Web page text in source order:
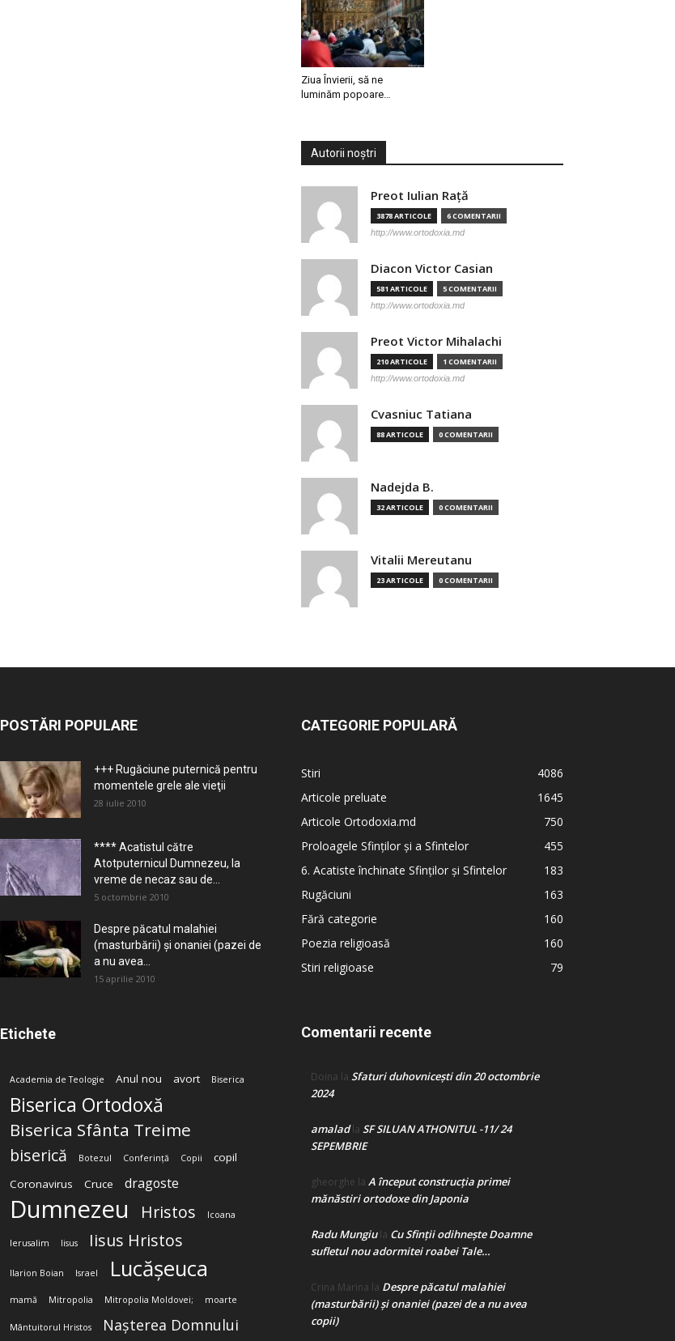
Ziua Învierii, să ne
luminăm popoare…
Autorii noștri
Preot Iulian Raţă
3878 ARTICOLE 6 COMENTARII
http://www.ortodoxia.md
Diacon Victor Casian
581 ARTICOLE 5 COMENTARII
http://www.ortodoxia.md
Preot Victor Mihalachi
210 ARTICOLE 1 COMENTARII
http://www.ortodoxia.md
Cvasniuc Tatiana
88 ARTICOLE 0 COMENTARII
Nadejda B.
32 ARTICOLE 0 COMENTARII
Vitalii Mereutanu
23 ARTICOLE 0 COMENTARII
POSTĂRI POPULARE
+++ Rugăciune puternică pentru
momentele grele ale vieţii
28 iulie 2010
**** Acatistul către
Atotputernicul Dumnezeu, la
vreme de necaz sau de...
5 octombrie 2010
Despre păcatul malahiei
(masturbării) şi onaniei (pazei de
a nu avea...
15 aprilie 2010
Etichete
Academia de Teologie Anul nou avort Biserica
Biserica Ortodoxă
Biserica Sfânta Treime
biserică Botezul Conferință Copii
copil
Coronavirus
Cruce dragoste
Dumnezeu Hristos Icoana
Ierusalim Iisus Iisus Hristos
Ilarion Boian Israel Lucășeuca
mamă Mitropolia Mitropolia Moldovei; moarte
Mântuitorul Hristos Nașterea Domnului
CATEGORIE POPULARĂ
Stiri
4086
Articole preluate
1645
Articole Ortodoxia.md
750
Proloagele Sfinților și a Sfintelor
455
6. Acatiste închinate Sfinților și Sfintelor
183
Rugăciuni
163
Fără categorie
160
Poezia religioasă
160
Stiri religioase
79
Comentarii recente
Doina la Sfaturi duhovnicești din 20 octombrie
2024
amaladla SF SILUAN ATHONITUL -11/ 24
SEPEMBRIE
gheorghe la A început construcţia primei
mănăstiri ortodoxe din Japonia
Radu Mungiula Cu Sfinții odihnește Doamne
sufletul nou adormitei roabei Tale…
Crina Marina la Despre păcatul malahiei
(masturbării) şi onaniei (pazei de a nu avea
copii)